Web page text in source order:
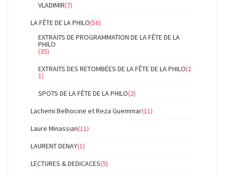
VLADIMIR(7)
LA FÊTE DE LA PHILO(58)
EXTRAITS DE PROGRAMMATION DE LA FÊTE DE LA
PHILO
(35)
EXTRAITS DES RETOMBÉES DE LA FÊTE DE LA PHILO(2
1)
SPOTS DE LA FÊTE DE LA PHILO(2)
Lachemi Belhocine et Reza Guemmar(11)
Laure Minassian(11)
LAURENT DENAY(1)
LECTURES & DEDICACES(5)